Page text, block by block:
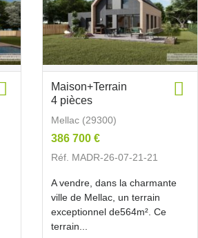
Maison+Terrain
4 pièces
Mellac (29300)
386 700 €
Réf. MADR-26-07-21-21
A vendre, dans la charmante
ville de Mellac, un terrain
exceptionnel de564m². Ce
terrain...